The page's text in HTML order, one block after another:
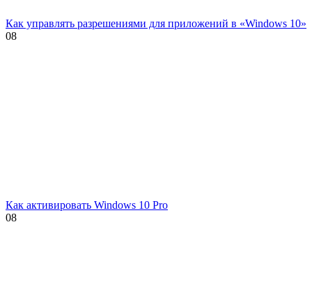
Как управлять разрешениями для приложений в «Windows 10»
08
Как активировать Windows 10 Pro
08